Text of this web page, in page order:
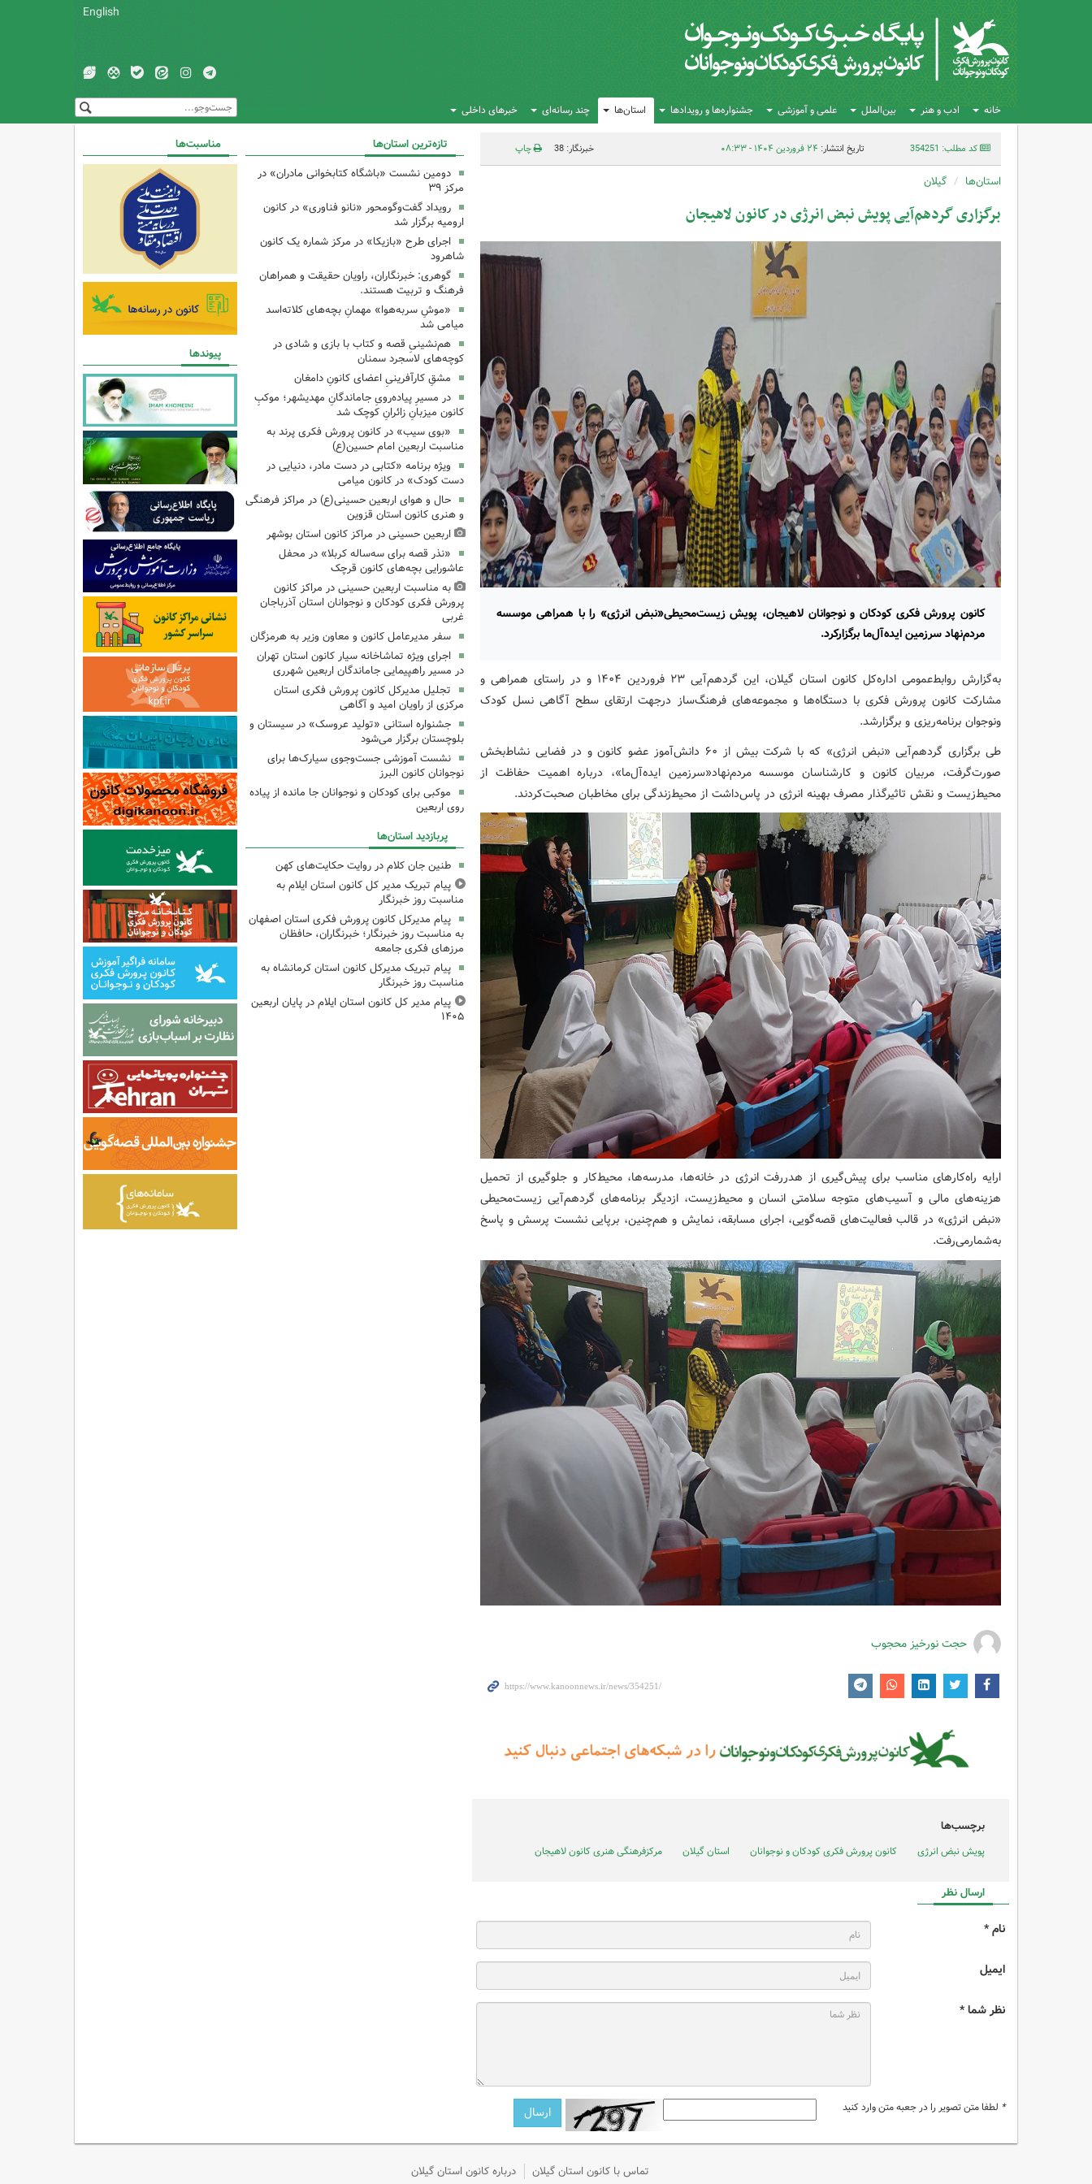
English
خانه ادب و هنر بین‌الملل علمی و آموزشی جشنواره‌ها و رویدادها استان‌ها چند رسانه‌ای خبرهای داخلی
کد مطلب: 354251 تاریخ انتشار: ۲۴ فروردین ۱۴۰۴ - ۰۸:۳۳ خبرنگار: 38 چاپ
استان‌ها گیلان
برگزاری گردهم‌آیی پویش نبض انرژی در کانون لاهیجان
کانون پرورش فکری کودکان و نوجوانان لاهیجان، پویش زیست‌محیطی«نبض انرژی» را با همراهی موسسه
مردم‌نهاد سرزمین ایده‌آل‌ما برگزارکرد.
به‌گزارش روابط‌عمومی اداره‌کل کانون استان گیلان، این گردهم‌آیی ۲۳ فروردین ۱۴۰۴ و در راستای همراهی و
مشارکت کانون پرورش فکری با دستگاه‌ها و مجموعه‌های فرهنگ‌ساز درجهت ارتقای سطح آگاهی نسل کودک
ونوجوان برنامه‌ریزی و برگزارشد.
طی برگزاری گردهم‌آیی «نبض انرژی» که با شرکت بیش از ۶۰ دانش‌آموز عضو کانون و در فضایی نشاط‌بخش
صورت‌گرفت، مربیان کانون و کارشناسان موسسه مردم‌نهاد«سرزمین ایده‌آل‌ما»، درباره اهمیت حفاظت از
محیط‌زیست و نقش تاثیرگذار مصرف بهینه انرژی در پاس‌داشت از محیط‌زندگی برای مخاطبان صحبت‌کردند.
ارایه راه‌کارهای مناسب برای پیش‌گیری از هدررفت انرژی در خانه‌ها، مدرسه‌ها، محیط‌کار و جلوگیری از تحمیل
هزینه‌های مالی و آسیب‌های متوجه سلامتی انسان و محیط‌زیست، ازدیگر برنامه‌های گردهم‌آیی زیست‌محیطی
«نبض انرژی» در قالب فعالیت‌های قصه‌گویی، اجرای مسابقه، نمایش و هم‌چنین، برپایی نشست پرسش و پاسخ
به‌شمارمی‌رفت.
حجت نورخیز محجوب
برچسب‌ها
پویش نبض انرژی کانون پرورش فکری کودکان و نوجوانان استان گیلان مرکزفرهنگی هنری کانون لاهیجان
ارسال نظر
نام *
ایمیل
نظر شما *
* لطفا متن تصویر را در جعبه متن وارد کنید
تازه‌ترین استان‌ها
دومین نشست «باشگاه کتابخوانی مادران» در
مرکز ۳۹
رویداد گفت‌وگومحور «نانو فناوری» در کانون
ارومیه برگزار شد
اجرای طرح «بازیکا» در مرکز شماره یک کانون
شاهرود
گوهری: خبرنگاران، راویان حقیقت و همراهان
فرهنگ و تربیت هستند.
«موشِ سربه‌هوا» مهمانِ بچه‌های کلاته‌اسد
میامی شد
هم‌نشینیِ قصه و کتاب با بازی و شادی در
کوچه‌های لاسجرد سمنان
مشقِ کارآفرینیِ اعضای کانونِ دامغان
در مسیرِ پیاده‌رویِ جاماندگانِ مهدیشهر؛ موکبِ
کانون میزبانِ زائرانِ کوچک شد
«بوی سیب» در کانون پرورش فکری پرند به
مناسبت اربعین امام حسین(ع)
ویژه برنامه «کتابی در دست مادر، دنیایی در
دست کودک» در کانون میامی
حال و هوای اربعین حسینی(ع) در مراکز فرهنگی
و هنری کانون استان قزوین
اربعین حسینی در مراکز کانون استان بوشهر
«نذر قصه برای سه‌ساله کربلا» در محفل
عاشورایی بچه‌های کانون قرچک
به مناسبت اربعین حسینی در مراکز کانون
پرورش فکری کودکان و نوجوانان استان آذرباجان
غربی
سفر مدیرعامل کانون و معاون وزیر به هرمزگان
اجرای ویژه تماشاخانه سیار کانون استان تهران
در مسیر راهپیمایی جاماندگان اربعین شهرری
تجلیل مدیرکل کانون پرورش فکری استان
مرکزی از راویان امید و آگاهی
جشنواره استانی «تولید عروسک» در سیستان و
بلوچستان برگزار می‌شود
نشست آموزشی جست‌وجوی سیارک‌ها برای
نوجوانان کانون البرز
موکبی برای کودکان و نوجوانان جا مانده از پیاده
روی اربعین
پربازدید استان‌ها
طنین جان کلام در روایت حکایت‌های کهن
پیام تبریک مدیر کل کانون استان ایلام به
مناسبت روز خبرنگار
پیام مدیرکل کانون پرورش فکری استان اصفهان
به مناسبت روز خبرنگار؛ خبرنگاران، حافظان
مرزهای فکری جامعه
پیام تبریک مدیرکل کانون استان کرمانشاه به
مناسبت روز خبرنگار
پیام مدیر کل کانون استان ایلام در پایان اربعین
۱۴۰۵
مناسبت‌ها
پیوندها
تماس با کانون استان گیلان درباره کانون استان گیلان